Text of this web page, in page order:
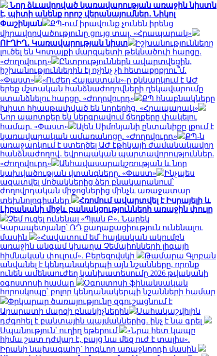
Նոր ձևավորված կառավարության առաջին նիստն
է, պիտի անենք որոշ վերանայումներ․ Նիկոլ
Փաշինյան
ՔՊ-ում իրավունք չունեն իրենց
վիրավորվածությունը ցույց տալ. «Հրապարակ»
ՈՒՂԻՂ․ Կառավարության նիստ
Իշխանությունները
լուծել են Կոտայքի մարզպետի թեկնածուի հարցը.
«Ժողովուրդ»
Ընտրություններն ավարտվեցին,
իշխանություններին էլ ոչինչ չի հետաքրքրու՞մ.
«Փաստ»
«Ուժեղ Հայաստան»-ը քննարկում է ԱԺ
երեք մշտական հանձնաժողովների ղեկավարումը
ստանձնելու հարցը. «Ժողովուրդ»
ՔՊ հնաբնակները
խիստ հիասթափված են նորերից. «Հրապարակ»
Նոր պարտքեր են ներգրավում ճեղքերը փակելու
համար. «Փաստ»
Ալեն Սիմոնյանի ընտանիքը լքում է
կառավարական ամառանոցը. «Ժողովուրդ»
ՔՊ-ն
առաջարկում է ստեղծել ԱԺ էթիկայի ժամանակավոր
հանձնաժողով․ եվրոպական պարտավորություններ.
«Ժողովուրդ»
Անհավասարակշռության և նոր
կախվածության վտանգները. «Փաստ»
Ինչպես
ազատվել մոծակներից ձեր բնակարանում՝
ժողովրդական միջոցներից մինչև առաջատար
տեխնոլոգիաներ
Հռոմում ավարտվել է Իսրայելի և
Լիբանանի միջև բանակցությունների առաջին փուլը
Չեմ ուզել ունենալ «Պլան Բ»․ Նարեկ
Կարապետյանը՝ ՌԴ քաղաքացիություն ունենալու
մասին
«Հավատում եմ՝ հայկական ակումբն
առաջին անգամ կխաղա Չեմպիոնների լիգայի
հիմնական փուլում». Բերեզովսկի
Թամարա Գլոբան
անվանել է կենդանակերպի այն նշանները, որոնք
ունեն ամենաուժեղ կանխատեսումը 2026 թվականի
օգոստոսի համար
Օգոստոսի ֆինանսական
հորոսկոպը՝ բոլոր կենդանակերպի նշանների համար
Փրկարար ծառայությունը զգուշացնում է
Արարատի մարզի բնակիչներին
Սահակաշվիլին
դժգոհել է բանտային պայմաններից․ ինչ է նա գրել
Սպանություն՝ ուղիղ եթերում
«Նրա հետ կապը
հիմա շատ դժվար է, բայց նա մեզ ուժ է տալիս».
Իրանի նախագահը` հոգևոր առաջնորդի մասին